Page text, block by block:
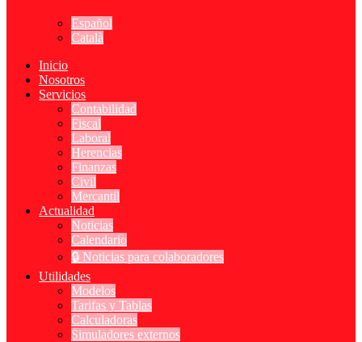
Español
Català
Inicio
Nosotros
Servicios
Contabilidad
Fiscal
Laboral
Herencias
Finanzas
Civil
Mercantil
Actualidad
Noticias
Calendario
🔒 Noticias para colaboradores
Utilidades
Modelos
Tarifas y Tablas
Calculadoras
Simuladores externos